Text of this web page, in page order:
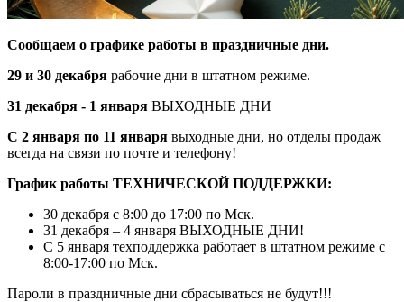
Сообщаем о графике работы в праздничные дни.
29 и 30 декабря рабочие дни в штатном режиме.
31 декабря - 1 января ВЫХОДНЫЕ ДНИ
С 2 января по 11 января выходные дни, но отделы продаж
всегда на связи по почте и телефону!
График работы ТЕХНИЧЕСКОЙ ПОДДЕРЖКИ:
30 декабря с 8:00 до 17:00 по Мск.
31 декабря – 4 января ВЫХОДНЫЕ ДНИ!
С 5 января техподдержка работает в штатном режиме с
8:00-17:00 по Мск.
Пароли в праздничные дни сбрасываться не будут!!!